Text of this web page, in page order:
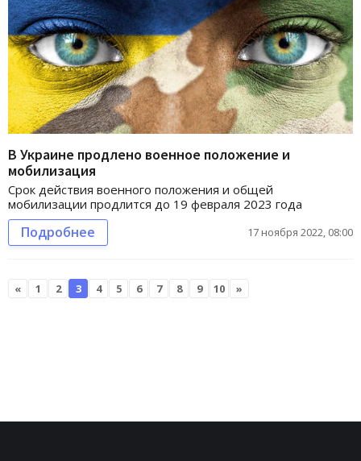
В Украине продлено военное положение и
мобилизация
Срок действия военного положения и общей
мобилизации продлится до 19 февраля 2023 года
Подробнее 17 ноября 2022, 08:00
« 1 2 3 4 5 6 7 8 9 10 »